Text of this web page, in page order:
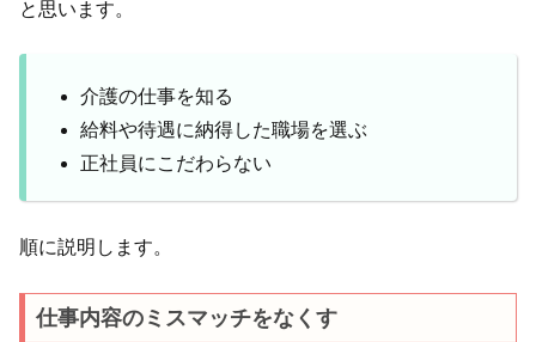
と思います。
介護の仕事を知る
給料や待遇に納得した職場を選ぶ
正社員にこだわらない
順に説明します。
仕事内容のミスマッチをなくす